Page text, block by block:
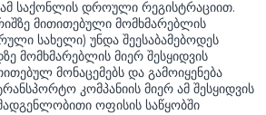
ამ საქონლის დროული რეგისტრაციით.
მითითებული მომხმარებლის
სახელი) უნდა შეესაბამებოდეს
მომხმარებლის მიერ შესყიდვის
მონაცემებს და გამოიყენება
კომპანიის მიერ ამ შესყიდვის
ოფისის საწყობში